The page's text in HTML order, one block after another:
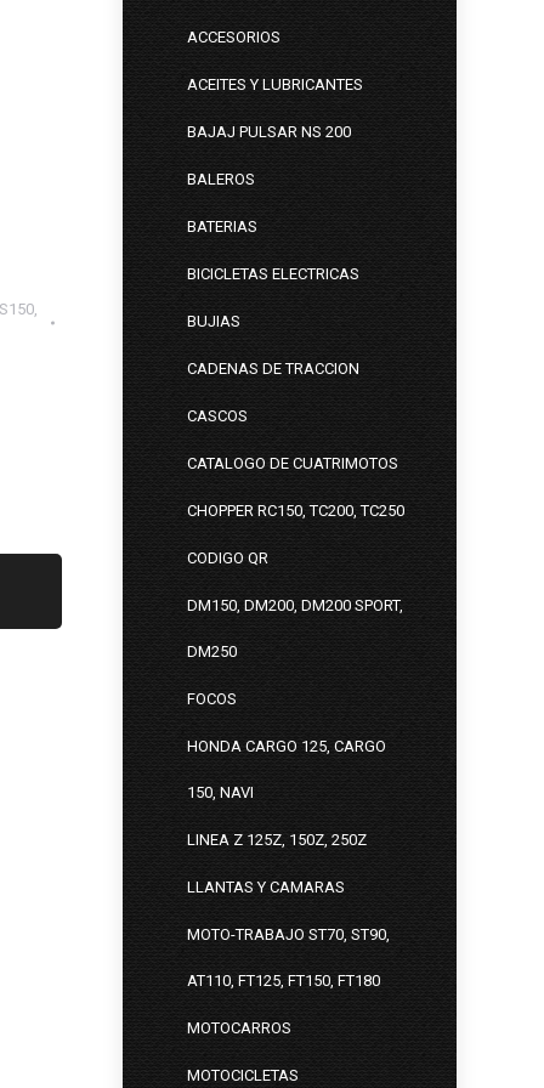
ACCESORIOS
ACEITES Y LUBRICANTES
BAJAJ PULSAR NS 200
BALEROS
BATERIAS
BICICLETAS ELECTRICAS
BUJIAS
CADENAS DE TRACCION
CASCOS
CATALOGO DE CUATRIMOTOS
CHOPPER RC150, TC200, TC250
CODIGO QR
DM150, DM200, DM200 SPORT,
DM250
FOCOS
HONDA CARGO 125, CARGO
150, NAVI
LINEA Z 125Z, 150Z, 250Z
LLANTAS Y CAMARAS
MOTO-TRABAJO ST70, ST90,
AT110, FT125, FT150, FT180
MOTOCARROS
MOTOCICLETAS